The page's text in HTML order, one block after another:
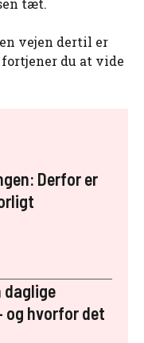
tæt.
vejen dertil er
du at vide
Derfor er
daglige
og hvorfor det